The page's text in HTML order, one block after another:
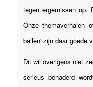
tegen ergernissen op.
Onze themaverhalen
ballen' zijn daar goede
Dit wil overigens niet
serieus benaderd